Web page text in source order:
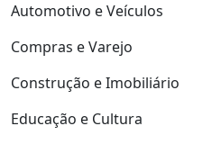
Automotivo e Veículos
Compras e Varejo
Construção e Imobiliário
Educação e Cultura